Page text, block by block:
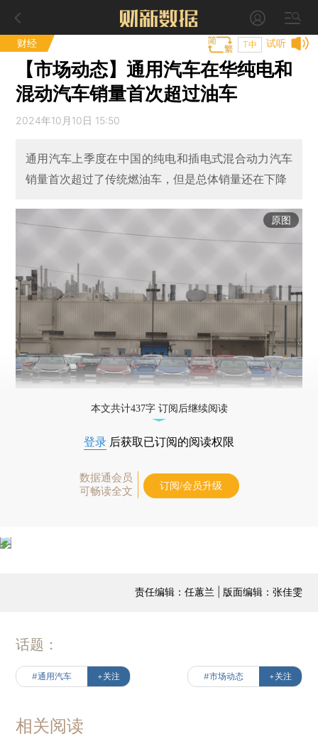
财经 试听
T中
【市场动态】通用汽车在华纯电和
混动汽车销量首次超过油车
2024年10月10日 15:50
通用汽车上季度在中国的纯电和插电式混合动力汽车
销量首次超过了传统燃油车，但是总体销量还在下降
原图
本文共计437字 订阅后继续阅读
登录 后获取已订阅的阅读权限
数据通会员
可畅读全文
订阅/会员升级
责任编辑：任蕙兰 | 版面编辑：张佳雯
话题：
#通用汽车 +关注 #市场动态 +关注
相关阅读